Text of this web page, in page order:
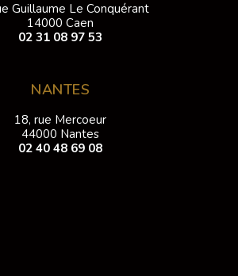
Guillaume Le Conquérant
14000 Caen
02 31 08 97 53
NANTES
18, rue Mercoeur
44000 Nantes
02 40 48 69 08